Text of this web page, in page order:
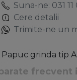
Suna-ne: 031
Cere detalii
Trimite-ne un
Papuc grinda tip
frecvent